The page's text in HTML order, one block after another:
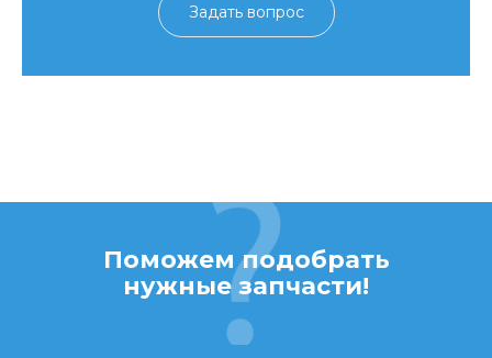
Задать вопрос
Поможем подобрать
нужные запчасти!